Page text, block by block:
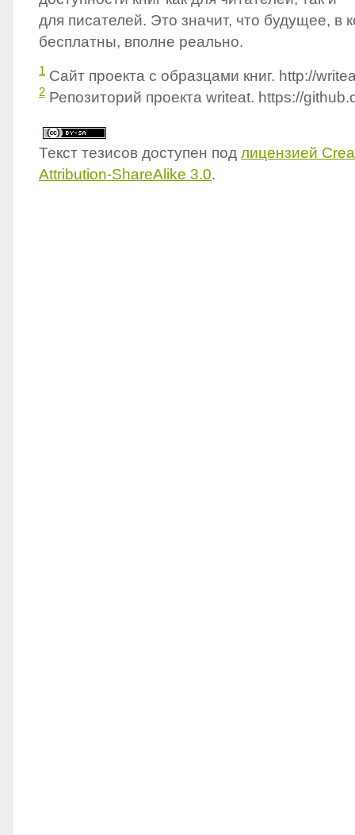
для писателей. Это значит, что будущее, в
бесплатны, вполне реально.
1 Сайт проекта с образцами книг. http://
2 Репозиторий проекта writeat. https://
Текст тезисов доступен под лицензией
Attribution-ShareAlike 3.0.